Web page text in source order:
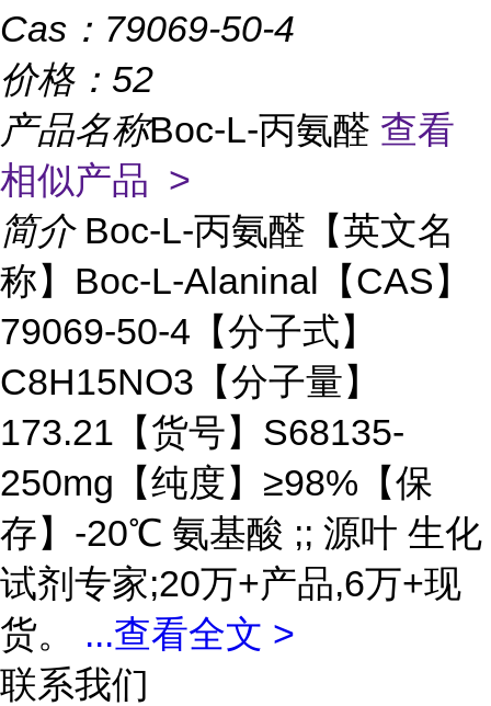
Cas： 79069-50-4
价格： 52
产品名称Boc-L-丙氨醛 查看
相似产品 >
简介 Boc-L-丙氨醛【英文名
称】Boc-L-Alaninal【CAS】
79069-50-4【分子式】
C8H15NO3【分子量】
173.21【货号】S68135-
250mg【纯度】≥98%【保
存】-20℃ 氨基酸 ;; 源叶 生化
试剂专家;20万+产品,6万+现
货。 ...查看全文 >
联系我们